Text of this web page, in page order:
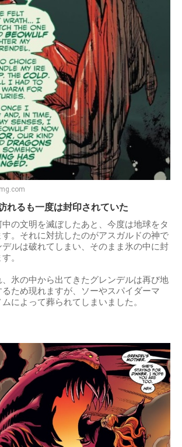
れるも一度は封印されていた
の文明を滅ぼしたあと、今度は地球をタ
。それに対抗したのがアスガルドの神で
ルは破れてしまい、そのまま氷の中に封
。
氷の中から出てきたグレンデルは再び地
ため現れますが、ソーやスパイダーマ
によって葬られてしまいました。